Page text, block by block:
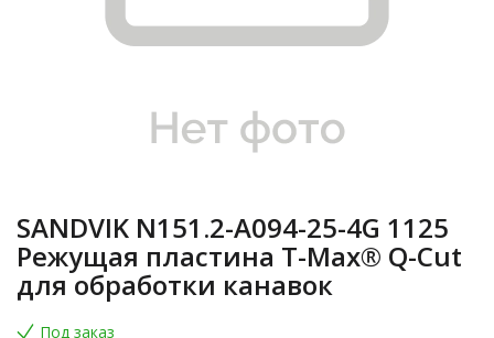
SANDVIK N151.2-A094-25-4G 1125
Режущая пластина T-Max® Q-Cut
для обработки канавок
Под заказ